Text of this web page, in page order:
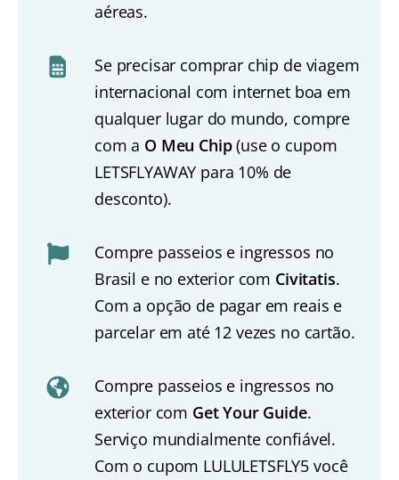
aéreas.
Se precisar comprar chip de viagem
internacional com internet boa em
qualquer lugar do mundo, compre
com a O Meu Chip(use o cupom
LETSFLYAWAY para 10% de
desconto).
Compre passeios e ingressos no
Brasil e no exterior com Civitatis.
Com a opção de pagar em reais e
parcelar em até 12 vezes no cartão.
Compre passeios e ingressos no
exterior com Get Your Guide.
Serviço mundialmente confiável.
Com o cupom LULULETSFLY5 você